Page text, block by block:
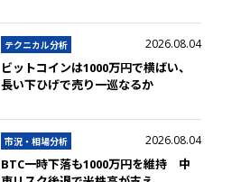
テクニカル分析 2026.08.04
ビットコインは1000万円で横ばい、
長い下ひげで売り一巡なるか
市況・相場分析 2026.08.04
BTC一時下落も1000万円を維持 中